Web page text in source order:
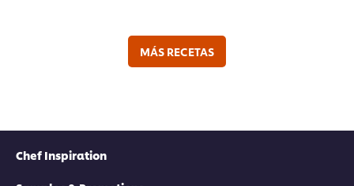
MÁS RECETAS
Chef Inspiration